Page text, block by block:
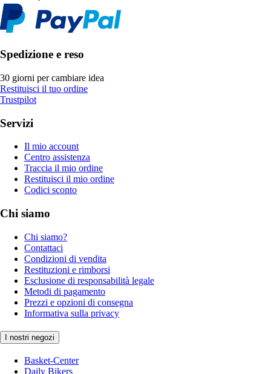
Spedizione e reso
30 giorni per cambiare idea
Restituisci il tuo ordine
Trustpilot
Servizi
Il mio account
Centro assistenza
Traccia il mio ordine
Restituisci il mio ordine
Codici sconto
Chi siamo
Chi siamo?
Contattaci
Condizioni di vendita
Restituzioni e rimborsi
Esclusione di responsabilità legale
Metodi di pagamento
Prezzi e opzioni di consegna
Informativa sulla privacy
I nostri negozi
Basket-Center
Daily Bikers